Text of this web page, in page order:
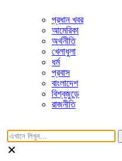
প্রধান খবর
আমেরিকা
অর্থনীতি
খেলাধুলা
ধর্ম
প্রবাস
বাংলাদেশ
বিশ্বজুড়ে
রাজনীতি